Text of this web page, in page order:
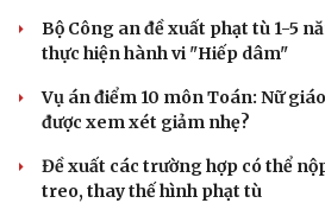
Bộ Công an đề xuất phạt tù 1-5
thực hiện hành vi "Hiếp dâm"
Vụ án điểm 10 môn Toán: Nữ
được xem xét giảm nhẹ?
Đề xuất các trường hợp có thể
treo, thay thế hình phạt tù